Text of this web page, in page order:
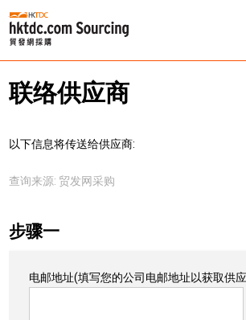
联络供应商
以下信息将传送给供应商:
查询来源: 贸发网采购
步骤一
电邮地址(填写您的公司电邮地址以获取供